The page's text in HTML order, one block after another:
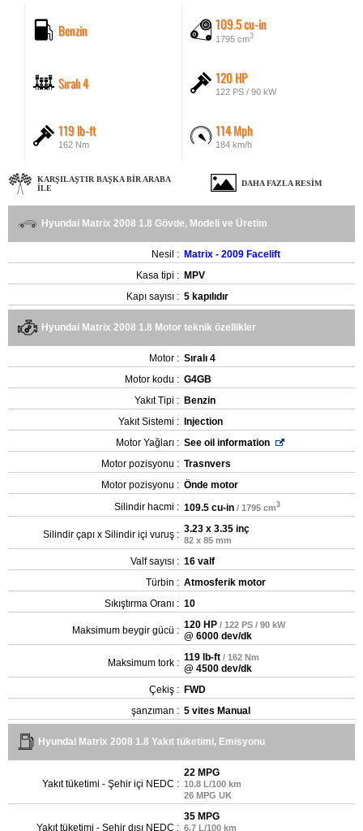
Benzin 109.5 cu-in
1795 cm3
Sıralı 4 120 HP
122 PS / 90 kW
119 lb-ft
162 Nm
114 Mph
184 km/h
KARŞILAŞTIR BAŞKA BIR ARABA
ILE
DAHA FAZLA RESIM
Hyundai Matrix 2008 1.8 Gövde, Modeli ve Üretim
Nesil : Matrix - 2009 Facelift
Kasa tipi : MPV
Kapı sayısı : 5 kapılıdır
Hyundai Matrix 2008 1.8 Motor teknik özellikler
Motor : Sıralı 4
Motor kodu : G4GB
Yakıt Tipi : Benzin
Yakıt Sistemi :
Injection
Motor Yağları : See oil information
Motor pozisyonu : Trasnvers
Motor pozisyonu : Önde motor
Silindir hacmi : 109.5 cu-in / 1795 cm3
Silindir çapı x Silindir içi vuruş : 3.23 x 3.35 inç
82 x 85 mm
Valf sayısı : 16 valf
Türbin : Atmosferik motor
Sıkıştırma Oranı : 10
Maksimum beygir gücü : 120 HP / 122 PS / 90 kW
@ 6000 dev/dk
Maksimum tork : 119 lb-ft / 162 Nm
@ 4500 dev/dk
Çekiş : FWD
şanzıman : 5 vites Manual
Hyundai Matrix 2008 1.8 Yakıt tüketimi, Emisyonu
Yakıt tüketimi - Şehir içi NEDC :
22 MPG
10.8 L/100 km
26 MPG UK
Yakıt tüketimi - Şehir dışı NEDC :
35 MPG
6.7 L/100 km